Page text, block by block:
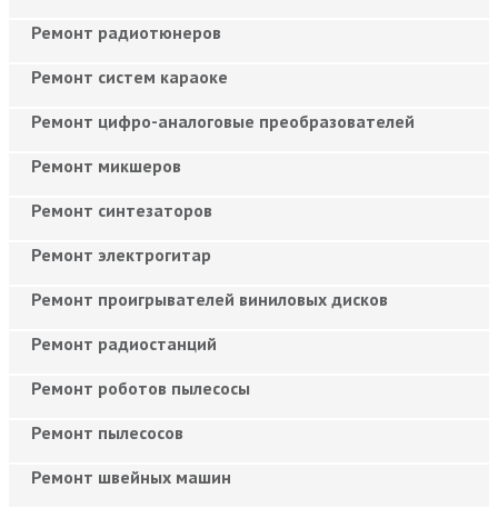
Ремонт радиотюнеров
Ремонт систем караоке
Ремонт цифро-аналоговые преобразователей
Ремонт микшеров
Ремонт синтезаторов
Ремонт электрогитар
Ремонт проигрывателей виниловых дисков
Ремонт радиостанций
Ремонт роботов пылесосы
Ремонт пылесосов
Ремонт швейных машин